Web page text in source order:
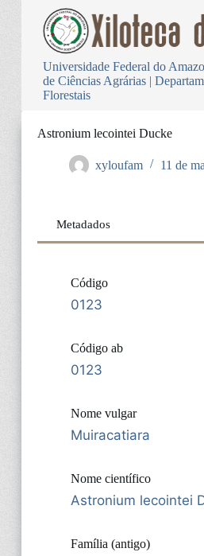
Universidade Federal do
de Ciências Agrárias |
Florestais
Astronium lecointei Ducke
xyloufam 11 de
Metadados
Código
0123
Código ab
0123
Nome vulgar
Muiracatiara
Nome científico
Astronium lecointei
Família (antigo)